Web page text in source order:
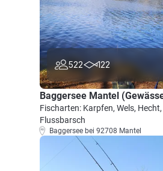
522 122
Baggersee Mantel
Fischarten: Karpfen, Wels, Hecht,
Flussbarsch
Baggersee bei 92708 Mantel